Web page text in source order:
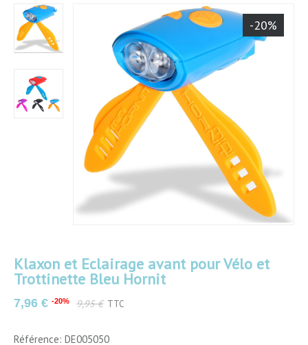
-20%
Klaxon et Eclairage avant pour Vélo et
Trottinette Bleu Hornit
7,96 € -20% 9,95 € TTC
Référence: DE005050
Matériau Plastique
Dimensions